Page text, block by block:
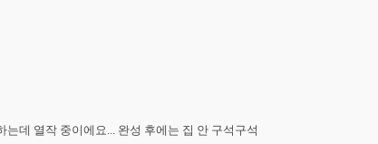
데 열작 중이에요... 완성 후에는 집 안 구석구석